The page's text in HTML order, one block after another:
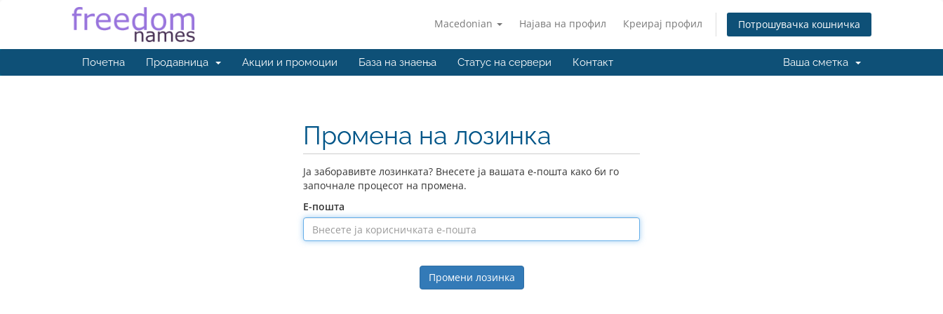
Macedonian Најава на профил Креирај профил Потрошувачка кошничка
Почетна Продавница Акции и промоции База на знаења Статус на сервери Контакт Ваша сметка
Промена на лозинка
Ја заборавивте лозинката? Внесете ја вашата е-пошта како би го
започнале процесот на промена.
Е-пошта
Промени лозинка